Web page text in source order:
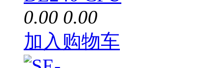
0.00 0.00
加入购物车